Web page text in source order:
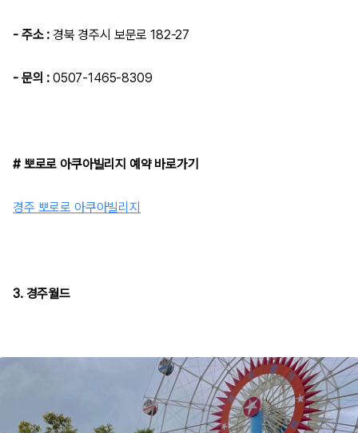
- 주소 : 경북 경주시 보문로 182-27
- 문의 : 0507-1465-8309
# 뽀로로 아쿠아빌리지 예약 바로가기
경주 뽀로로 아쿠아빌리지
3. 경주월드